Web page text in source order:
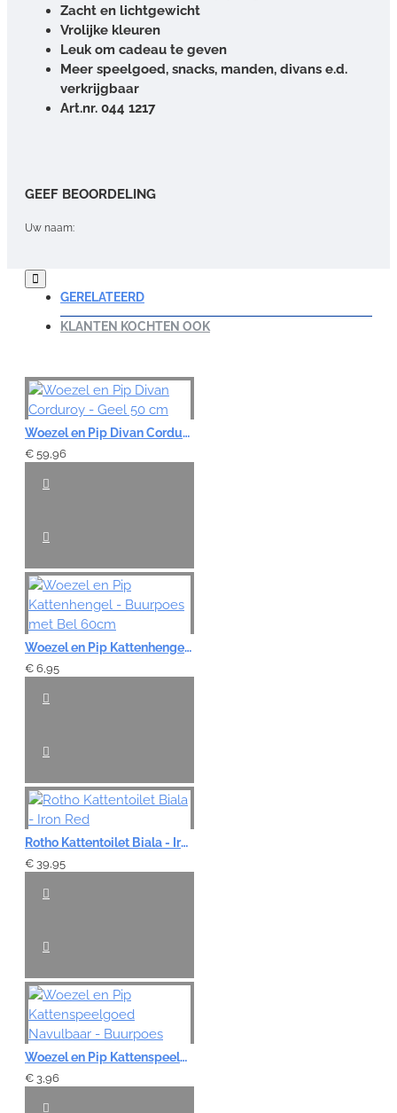
Zacht en lichtgewicht
Vrolijke kleuren
Leuk om cadeau te geven
Meer speelgoed, snacks, manden, divans e.d.
verkrijgbaar
Art.nr. 044 1217
GEEF BEOORDELING
Uw naam:
Opmerking:
Note:HTML-code wordt niet vertaald!
Waardering:
Slecht Goed
GERELATEERD
KLANTEN KOCHTEN OOK
Woezel en Pip Divan Corduroy - Geel 50 cm
€ 59,96
Woezel en Pip Kattenhengel - Buurpoes met Bel 60cm
€ 6,95
Rotho Kattentoilet Biala - Iron Red
€ 39,95
Woezel en Pip Kattenspeelgoed Navulbaar - Buurpoes
€ 3,96